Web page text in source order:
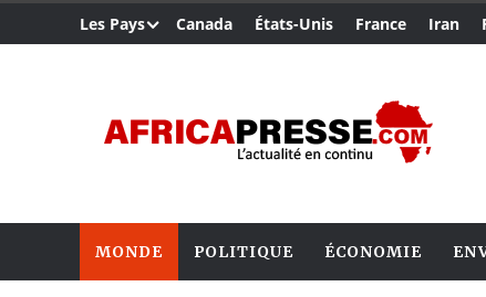
Les Pays Canada États-Unis France Iran
MONDE POLITIQUE ÉCONOMIE